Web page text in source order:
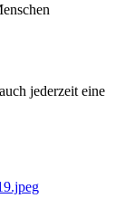
jederzeit eine